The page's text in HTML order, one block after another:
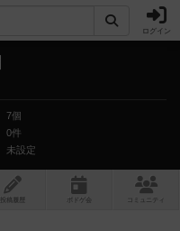
ログイン
7個
0件
未設定
投稿履歴 ボ ドゲ コミュニティ